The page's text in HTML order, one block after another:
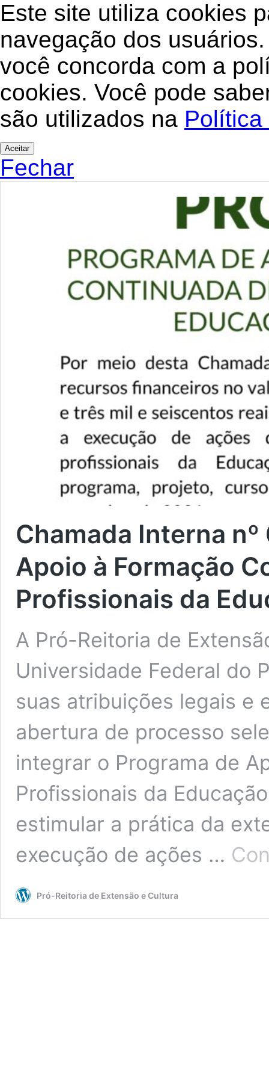
Este site utiliza cookies
navegação dos
você concorda com a
cookies. Você pode
são utilizados na
Aceitar
Fechar
Chamada Interna
Apoio à Formação
Profissionais da
A Pró-Reitoria de
Universidade Federal do
suas atribuições legais e
abertura de processo
integrar o Programa de
Profissionais da
estimular a prática da
execução de ações …
Pró-Reitoria de Extensão e Cultura